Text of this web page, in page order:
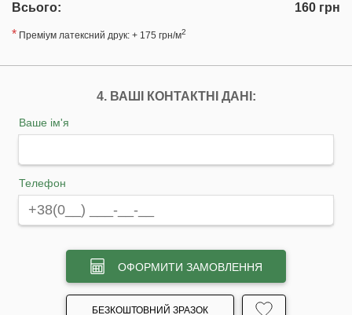
Всього:
160 грн
* Преміум латексний друк: + 175 грн/м2
4. ВАШІ КОНТАКТНІ ДАНІ:
Ваше ім'я
Телефон
ОФОРМИТИ ЗАМОВЛЕННЯ
БЕЗКОШТОВНИЙ ЗРАЗОК